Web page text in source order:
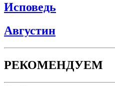
Исповедь
Августин
РЕКОМЕНДУЕМ